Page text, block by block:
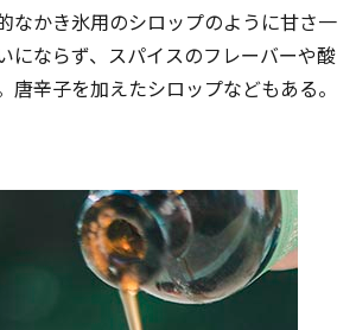
なかき氷用のシロップのように甘さ一
にならず、スパイスのフレーバーや酸
唐辛子を加えたシロップなどもある。